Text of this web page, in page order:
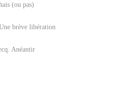
(ou pas)
brève libération
Anéantir